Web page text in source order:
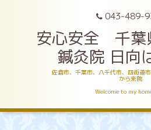
043-489-
安心安全 千葉
鍼灸院 日向
佐倉市、千葉市、八千代市、四街道
から来院
Welcome to my